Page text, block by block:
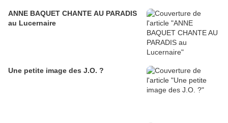
ANNE BAQUET CHANTE AU PARADIS
au Lucernaire
Une petite image des J.O. ?